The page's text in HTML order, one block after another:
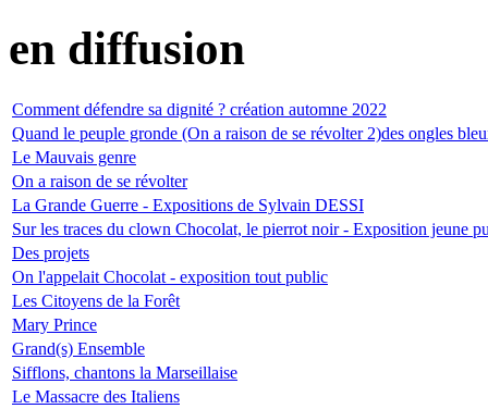
en diffusion
Comment défendre sa dignité ? création automne 2022
Quand le peuple gronde (On a raison de se révolter 2)des ongles
Le Mauvais genre
On a raison de se révolter
La Grande Guerre - Expositions de Sylvain DESSI
Sur les traces du clown Chocolat, le pierrot noir - Exposition jeune
Des projets
On l'appelait Chocolat - exposition tout public
Les Citoyens de la Forêt
Mary Prince
Grand(s) Ensemble
Sifflons, chantons la Marseillaise
Le Massacre des Italiens